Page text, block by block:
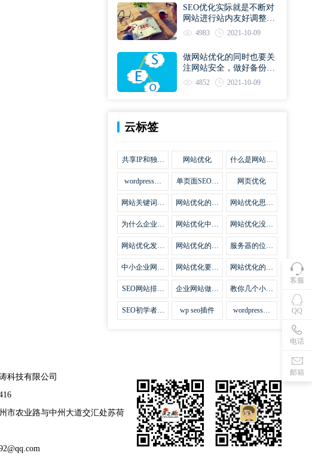
SEO优化实际就是不断对
网站进行站内友好调整直
到符合优化规则
4983 2021-10-09
做网站优化的同时也要关
注网站安全，做好备份工
作 4852 2021-10-09
云标签
共享IP和独立
网站优化
什么是网站优
wordpress网
集插件
单页面SEO网
网页优化
网站关键词优
么
网站优化的误
网站优化思路
要
为什么企业网
网站SEO优
网站优化中关
干问题
网站优化没有
味道
网站优化发挥
网站优化的费
服务器的位置
影响
中小企业网站
法
网站优化要不
网站优化的逆
SEO网站排名
法宝
企业网站做好
势
教你几个小技
页优化
SEO初学者，
wp seo插件
wordpress插
客服
QQ
电话
邮箱
科技有限公司
市农业路与中州大道交汇处苏荷